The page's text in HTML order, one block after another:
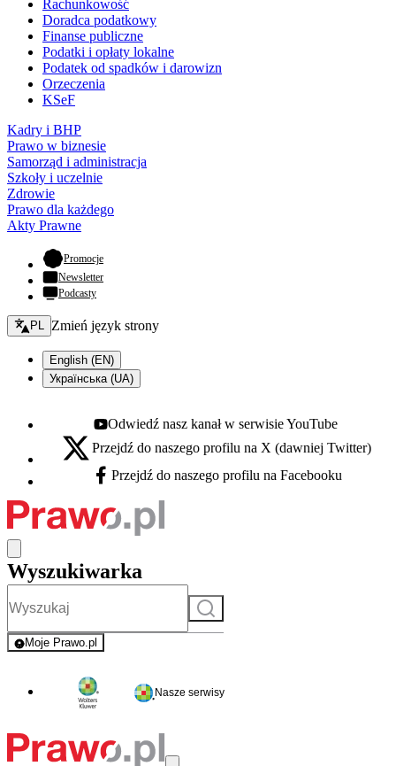
Rachunkowość
Doradca podatkowy
Finanse publiczne
Podatki i opłaty lokalne
Podatek od spadków i darowizn
Orzeczenia
KSeF
Kadry i BHP
Prawo w biznesie
Samorząd i administracja
Szkoły i uczelnie
Zdrowie
Prawo dla każdego
Akty Prawne
Promocje- otwiera się w nowej karcie
Newsletter
Podcasty
Zmień język - bieżący:
PL Zmień język strony
English (EN)
Українська (UA)
Youtube - otwiera się w nowej karcie
Odwiedź nasz kanał w serwisie YouTube
X - otwiera się w nowej karcie
Przejdź do naszego profilu na X (dawniej Twitter)
Facebook - otwiera się w nowej karcie
Przejdź do naszego profilu na Facebooku
Wyszukiwarka
Szukaj
Moje Prawo.pl
- rejestracja i logowanie do serwisu
Nasze serwisy